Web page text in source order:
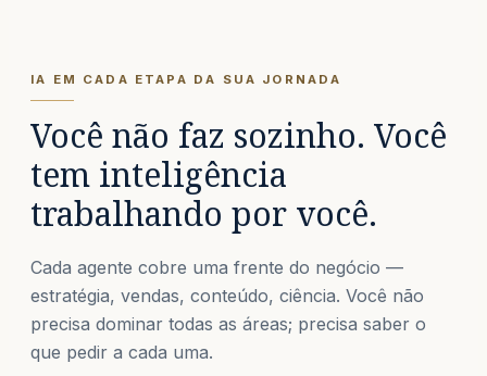
IA EM CADA ETAPA DA SUA JORNADA
Você não faz sozinho. Você
tem inteligência
trabalhando por você.
Cada agente cobre uma frente do negócio —
estratégia, vendas, conteúdo, ciência. Você não
precisa dominar todas as áreas; precisa saber o
que pedir a cada uma.